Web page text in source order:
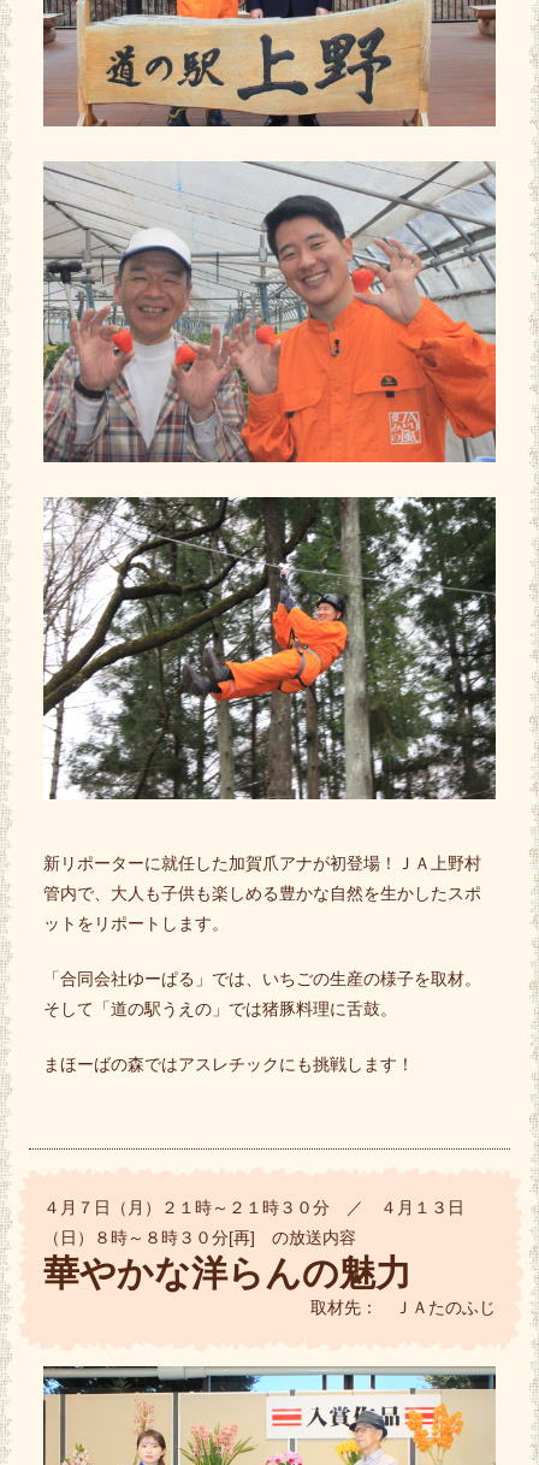
新リポーターに就任した加賀爪アナが初登場！ＪＡ上野村
管内で、大人も子供も楽しめる豊かな自然を生かしたスポ
ットをリポートします。
「合同会社ゆーぱる」では、いちごの生産の様子を取材。
そして「道の駅うえの」では猪豚料理に舌鼓。
まほーばの森ではアスレチックにも挑戦します！
４月７日（月）２１時～２１時３０分 ／ ４月１３日
（日）８時～８時３０分[再] の放送内容
華やかな洋らんの魅力
取材先： ＪＡたのふじ